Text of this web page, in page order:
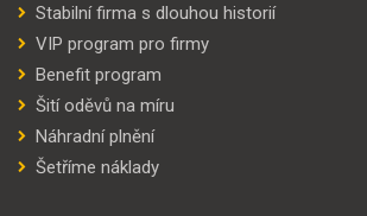
Stabilní firma s dlouhou historií
VIP program pro firmy
Benefit program
Šití oděvů na míru
Náhradní plnění
Šetříme náklady